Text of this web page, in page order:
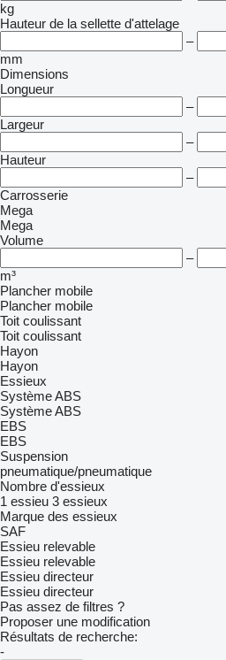
kg
Hauteur de la sellette d'attelage
–
mm
Dimensions
Longueur
–
Largeur
–
Hauteur
–
Carrosserie
Mega
Mega
Volume
–
m³
Plancher mobile
Plancher mobile
Toit coulissant
Toit coulissant
Hayon
Hayon
Essieux
Système ABS
Système ABS
EBS
EBS
Suspension
pneumatique/pneumatique
Nombre d'essieux
1 essieu 3 essieux
Marque des essieux
SAF
Essieu relevable
Essieu relevable
Essieu directeur
Essieu directeur
Pas assez de filtres ?
Proposer une modification
Résultats de recherche:
-